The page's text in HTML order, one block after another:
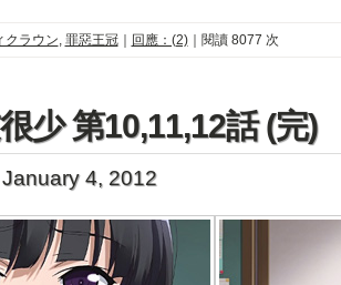
クラウン, 罪惡王冠｜ 回應：(2)｜閱讀 8077 次
少 第10,11,12話 (完)
4, 2012